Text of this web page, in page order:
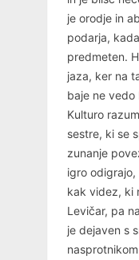
je orodje in
podarja,
predmeten.
jaza, ker na
baje ne vedo
Kulturo
sestre, ki se
zunanje
igro
kak videz, ki
Levičar, pa
je dejaven s